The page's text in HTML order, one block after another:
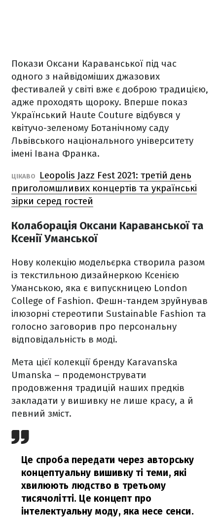
Покази Оксани Караванської під час
одного з найвідоміших джазових
фестивалей у світі вже є доброю традицією,
адже проходять щороку. Вперше показ
Український Haute Couture відбувся у
квітучо-зеленому Ботанічному саду
Львівського національного університету
імені Івана Франка.
ЦІКАВО
Leopolis Jazz Fest 2021: третій день
приголомшливих концертів та українські
зірки серед гостей
Колаборація Оксани Караванської та
Ксенії Уманської
Нову колекцію модельєрка створила разом
із текстильною дизайнеркою Ксенією
Уманською, яка є випускницею London
College of Fashion. Фешн-тандем зруйнував
ілюзорні стереотипи Sustainable Fashion та
голосно заговорив про персональну
відповідальність в моді.
Мета цієї колекції бренду Karavanska
Umanska – продемонструвати
продовження традицій наших предків
закладати у вишивку не лише красу, а й
певний зміст.
Це спроба передати через авторську
концептуальну вишивку ті теми, які
хвилюють людство в третьому
тисячолітті. Це концепт про
інтелектуальну моду, яка несе сенси.